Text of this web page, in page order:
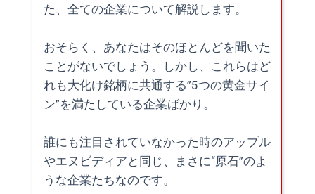
た、全ての企業について解説します。
おそらく、あなたはそのほとんどを聞いた
ことがないでしょう。しかし、これらはど
れも大化け銘柄に共通する”5つの黄金サイ
ン”を満たしている企業ばかり。
誰にも注目されていなかった時のアップル
やエヌビディアと同じ、まさに“原石”のよ
うな企業たちなのです。